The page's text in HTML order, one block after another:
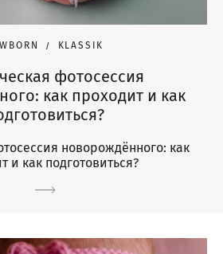
KLASSIK
фотосессия
как проходит и как
новорождённого: как
и как подготовиться?